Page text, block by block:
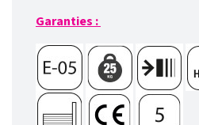
Garanties :